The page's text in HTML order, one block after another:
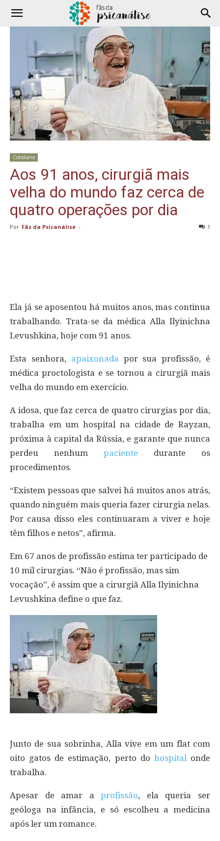
Cotidiano
Aos 91 anos, cirurgiã mais
velha do mundo faz cerca de
quatro operações por dia
Por Fãs da Psicanálise - 1
Ela já se aposentou há muitos anos, mas continua
trabalhando. Trata-se da médica Alla Ilyinichna
Levushkina, hoje com 91 anos.
Esta senhora, apaixonada por sua profissão, é
médica proctologista e se tornou a cirurgiã mais
velha do mundo em exercício.
A idosa, que faz cerca de quatro cirurgias por dia,
trabalha em um hospital na cidade de Rayzan,
próxima à capital da Rússia, e garante que nunca
perdeu nenhum paciente durante os
procedimentos.
“Existem pessoas que salvei há muitos anos atrás,
quando ninguém mais queria fazer cirurgia nelas.
Por causa disso eles continuaram a viver e hoje
têm filhos e netos”, afirma.
Em 67 anos de profissão estima ter participado de
10 mil cirurgias. “Não é profissão, mas sim
vocação”, é assim que a cirurgiã Alla Ilyinichna
Levushkina define o que faz.
Junto de sua sobrinha, Alla vive em um flat com
oito gatos de estimação, perto do hospital onde
trabalha.
Apesar de amar aprofissão, ela queria ser
geóloga na infância, e só escolheu a medicina
após ler um romance.